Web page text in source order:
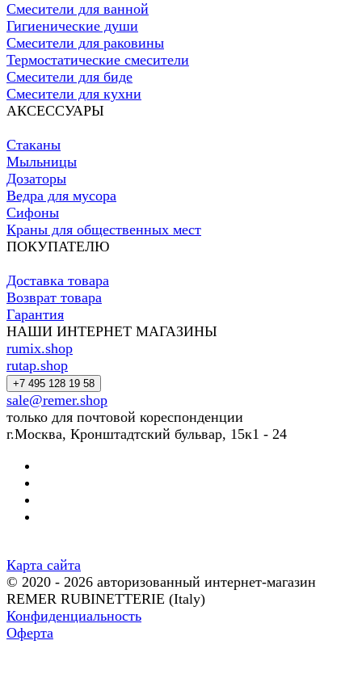
Смесители для ванной
Гигиенические души
Смесители для раковины
Термостатические смесители
Смесители для биде
Смесители для кухни
АКСЕССУАРЫ
Стаканы
Мыльницы
Дозаторы
Ведра для мусора
Сифоны
Краны для общественных мест
ПОКУПАТЕЛЮ
Доставка товара
Возврат товара
Гарантия
НАШИ ИНТЕРНЕТ МАГАЗИНЫ
rumix.shop
rutap.shop
+7 495 128 19 58
sale@remer.shop
только для почтовой кореспонденции
г.Москва, Кронштадтский бульвар, 15к1 - 24
Карта сайта
© 2020 - 2026 авторизованный интернет-магазин
REMER RUBINETTERIE (Italy)
Конфиденциальность
Оферта